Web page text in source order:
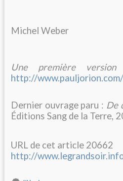
Michel Weber
Une première
http://
Dernier ouvrage paru : De
Éditions Sang de la Terre,
URL de cet article 20662
http://